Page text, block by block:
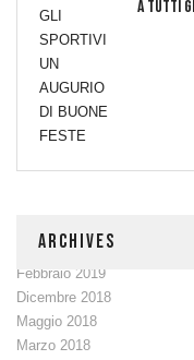
A TUTTI
ARCHIVES
Febbraio 2019
Dicembre 2018
Maggio 2018
Marzo 2018